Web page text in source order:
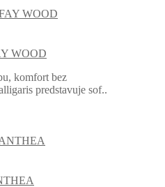
WOOD
komfort bez
predstavuje sof..